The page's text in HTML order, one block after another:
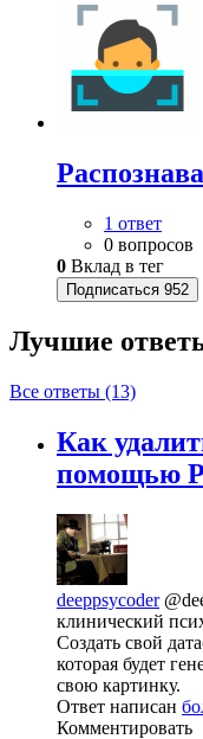
1 ответ
0 вопросов
0 Вклад в тег
Подписаться 952
Лучшие
Все ответы (13)
Как
помощью
deeppsycoder
клинический
Создать свой
которая будет
свою картинку.
Ответ написан
Комментировать